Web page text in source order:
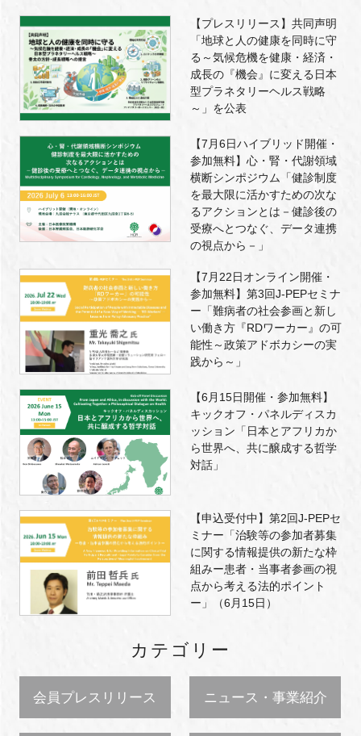
【プレスリリース】共同声明
「地球と人の健康を同時に守
る～気候危機を健康・経済・
成長の『機会』に変える日本
型プラネタリーヘルス戦略
～」を公表
【7月6日ハイブリッド開催・
参加無料】心・腎・代謝領域
横断シンポジウム「健診制度
を最大限に活かすための次な
るアクションとは－健診後の
受療へとつなぐ、データ連携
の視点から－」
【7月22日オンライン開催・
参加無料】第3回J-PEPセミナ
ー「難病者の社会参画と新し
い働き方『RDワーカー』の可
能性～政策アドボカシーの実
践から～」
【6月15日開催・参加無料】
キックオフ・パネルディスカ
ッション「日本とアフリカか
ら世界へ、共に醸成する哲学
対話」
【申込受付中】第2回J-PEPセ
ミナー「治験等の参加者募集
に関する情報提供の新たな枠
組みー患者・当事者参画の視
点から考える法的ポイント
ー」（6月15日）
カテゴリー
会員プレスリリース ニュース・事業紹介